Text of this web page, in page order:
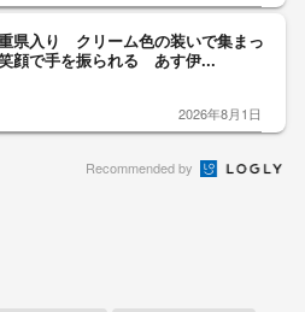
県入り クリーム色の装いで集まっ
顔で手を振られる あす伊...
2026年8月1日
Recommended by